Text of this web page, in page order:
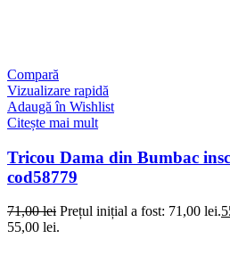
Compară
Vizualizare rapidă
Adaugă în Wishlist
Citește mai mult
Tricou Dama din Bumbac
cod58779
71,00lei Prețul inițial a fost: 71,00 lei.
55,00 lei.